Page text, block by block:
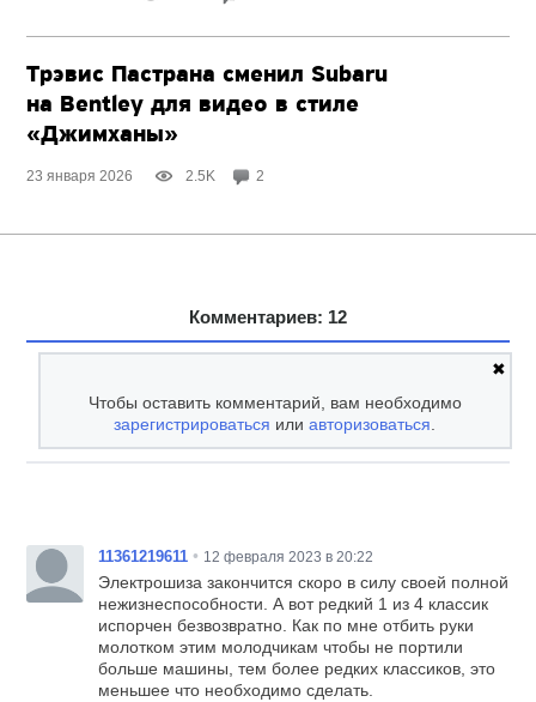
Трэвис Пастрана сменил Subaru
на Bentley для видео в стиле
«Джимханы»
23 января 2026 2.5K 2
Комментариев: 12
✖
Чтобы оставить комментарий, вам необходимо
зарегистрироваться илиавторизоваться
11361219611 • 12 февраля 2023 в 20:22
Электрошиза закончится скоро в силу своей полной
нежизнеспособности. А вот редкий 1 из 4 классик
испорчен безвозвратно. Как по мне отбить руки
молотком этим молодчикам чтобы не портили
больше машины, тем более редких классиков, это
меньшее что необходимо сделать.